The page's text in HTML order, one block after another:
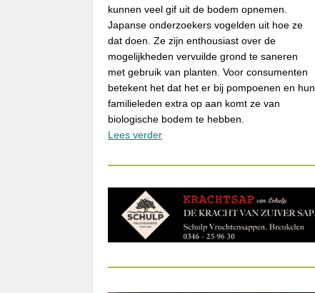
kunnen veel gif uit de bodem opnemen.
Japanse onderzoekers vogelden uit hoe ze
dat doen. Ze zijn enthousiast over de
mogelijkheden vervuilde grond te saneren
met gebruik van planten. Voor consumenten
betekent het dat het er bij pompoenen en hun
familieleden extra op aan komt ze van
biologische bodem te hebben.
Lees verder